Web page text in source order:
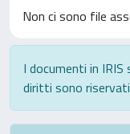
Non ci sono file
I documenti in
diritti sono